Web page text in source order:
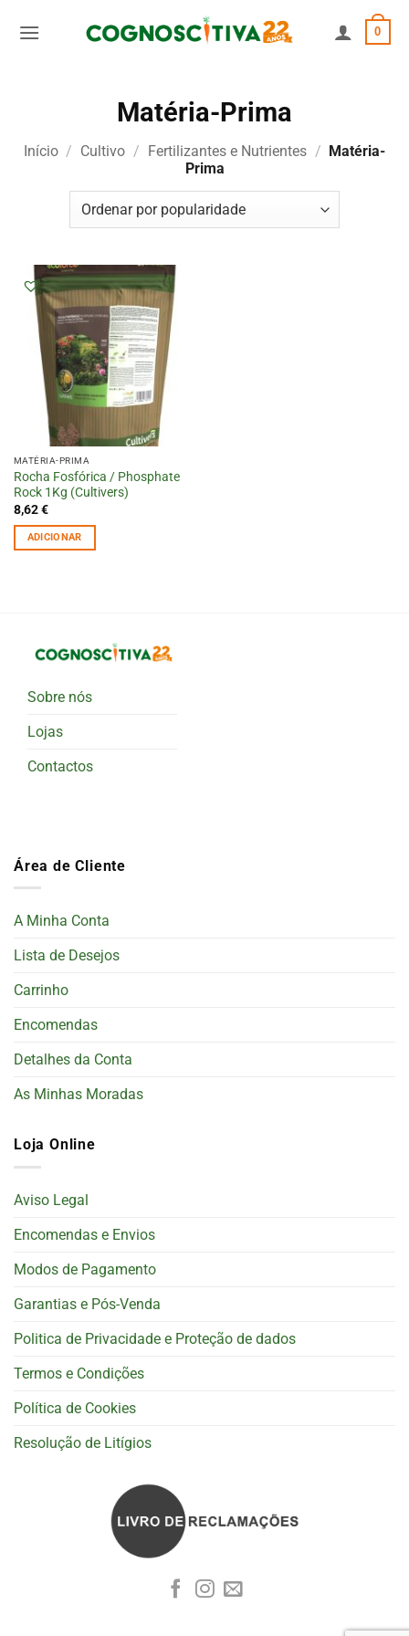
0
Matéria-Prima
Início / Cultivo / Fertilizantes e Nutrientes /
Matéria-
Prima
MATÉRIA-PRIMA
Rocha Fosfórica / Phosphate
Rock 1Kg (Cultivers)
8,62€
ADICIONAR
Sobre nós
Lojas
Contactos
Área de Cliente
A Minha Conta
Lista de Desejos
Carrinho
Encomendas
Detalhes da Conta
As Minhas Moradas
Loja Online
Aviso Legal
Encomendas e Envios
Modos de Pagamento
Garantias e Pós-Venda
Politica de Privacidade e Proteção de dados
Termos e Condições
Política de Cookies
Resolução de Litígios